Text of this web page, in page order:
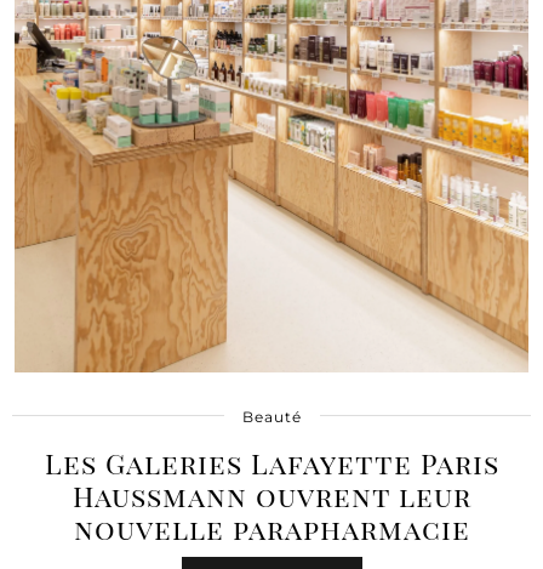
Beauté
Les Galeries Lafayette Paris
Haussmann ouvrent leur
nouvelle parapharmacie